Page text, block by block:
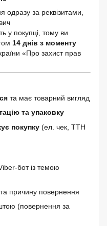
за реквізитами,
у покупці, тому ви
14 днів з моменту
«Про захист прав
та має товарний вигляд
та упаковку
покупку (ел. чек, ТТН
бот із темою
причину повернення
(повернення за